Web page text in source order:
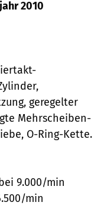
2010
geregelter
Mehrscheiben-
O-Ring-Kette.
9.000/min
min